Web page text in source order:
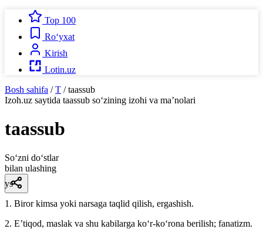
Top 100
Ro‘yxat
Kirish
Lotin.uz
Bosh sahifa / T / taassub
Izoh.uz saytida taassub so‘zining izohi va ma’nolari
taassub
So‘zni do‘stlar
bilan ulashing
ys
1. Biror kimsa yoki narsaga taqlid qilish, ergashish.
2. Eʼtiqod, maslak va shu kabilarga koʻr-koʻrona berilish; fanatizm.